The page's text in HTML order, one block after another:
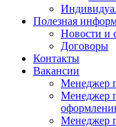
Полезная
Новости и
Договоры
Контакты
Вакансии
Менеджер
Менеджер
Менеджер